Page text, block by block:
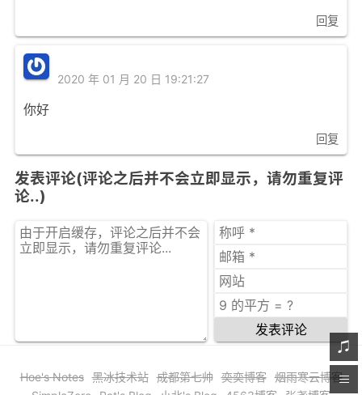
回复
2020 年 01 月 20 日 19:21:27
你好
回复
发表评论(评论之后并不会立即显示，请勿重复评
论..)
发表评论
Hoe's Notes 黑冰技术站 成都第七帅 奕奕博客 烟雨寒云博客